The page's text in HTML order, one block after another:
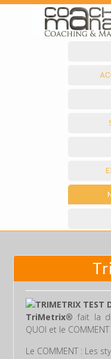
TriMetrix® fait la
QUOI et le
Le COMMENT : Les